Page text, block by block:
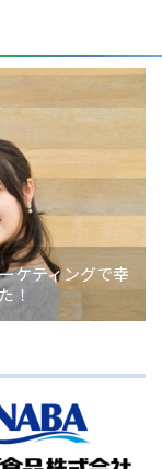
ケティングで幸
！